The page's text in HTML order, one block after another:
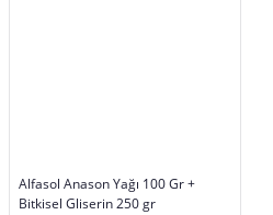
Alfasol Anason Yağı 100 Gr +
Bitkisel Gliserin 250 gr